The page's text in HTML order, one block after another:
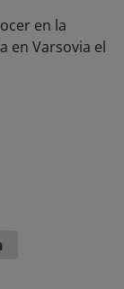
en la
en Varsovia el